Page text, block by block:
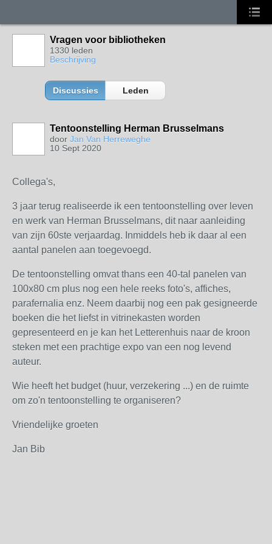
Vragen voor bibliotheken
1330 leden
Beschrijving
Discussies Leden
Tentoonstelling Herman Brusselmans
door Jan Van Herreweghe
10 Sept 2020
Collega's,
3 jaar terug realiseerde ik een tentoonstelling over leven
en werk van Herman Brusselmans, dit naar aanleiding
van zijn 60ste verjaardag. Inmiddels heb ik daar al een
aantal panelen aan toegevoegd.
De tentoonstelling omvat thans een 40-tal panelen van
100x80 cm plus nog een hele reeks foto's, affiches,
parafernalia enz. Neem daarbij nog een pak gesigneerde
boeken die het liefst in vitrinekasten worden
gepresenteerd en je kan het Letterenhuis naar de kroon
steken met een prachtige expo van een nog levend
auteur.
Wie heeft het budget (huur, verzekering ...) en de ruimte
om zo'n tentoonstelling te organiseren?
Vriendelijke groeten
Jan Bib